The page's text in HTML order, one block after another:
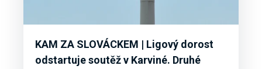
KAM ZA SLOVÁCKEM | Ligový dorost
odstartuje soutěž v Karviné. Druhé